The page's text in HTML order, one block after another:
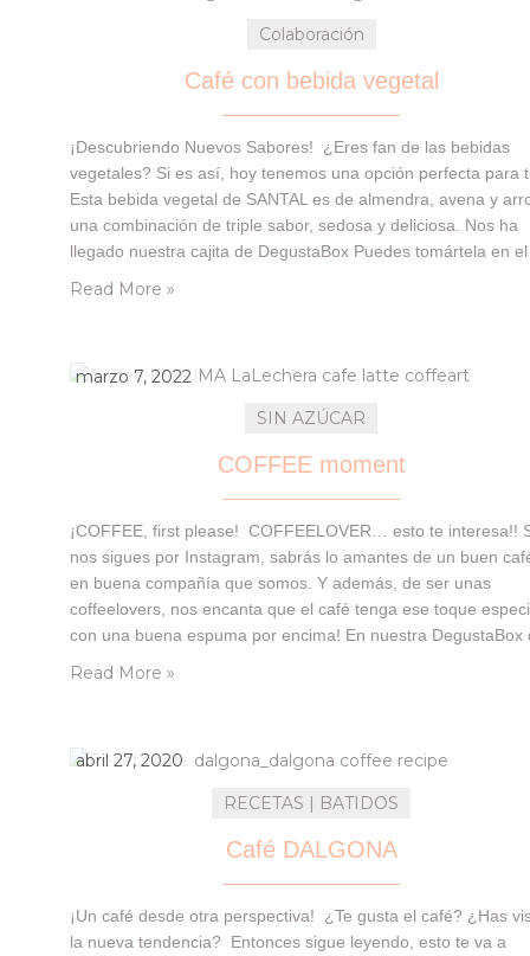
Colaboración
Café con bebida vegetal
¡Descubriendo Nuevos Sabores! ¿Eres fan de las bebidas
vegetales? Si es así, hoy tenemos una opción perfecta para
Esta bebida vegetal de SANTAL es de almendra, avena y
una combinación de triple sabor, sedosa y deliciosa. Nos ha
llegado nuestra cajita de DegustaBox Puedes tomártela en el
Read More »
marzo 7, 2022
SIN AZÚCAR
COFFEE moment
¡COFFEE, first please! COFFEELOVER… esto te interesa!!
nos sigues por Instagram, sabrás lo amantes de un buen
en buena compañía que somos. Y además, de ser unas
coffeelovers, nos encanta que el café tenga ese toque
con una buena espuma por encima! En nuestra DegustaBox
pasado mes había algo que ha hecho nuestros sueños
Read More »
abril 27, 2020
RECETAS | BATIDOS
Café DALGONA
¡Un café desde otra perspectiva! ¿Te gusta el café? ¿Has
la nueva tendencia? Entonces sigue leyendo, esto te va a